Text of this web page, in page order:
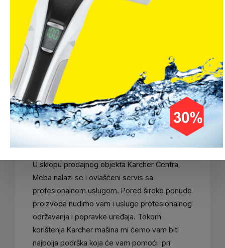
Prodaja i Servis
Kärcher uređaja
U sklopu prodajnog objekta Karcher Centra
Meba nalazi se i ovlašćeni servis sa
profesionalnom uslugom. Pored široke ponude
proizvoda nudimo vam i usluge profesionalnog
održavanja i popravke uređaja. Tokom
korištenja Karcher mašina mi ćemo vam biti
najbolja podrška koja će vam pomoći pri